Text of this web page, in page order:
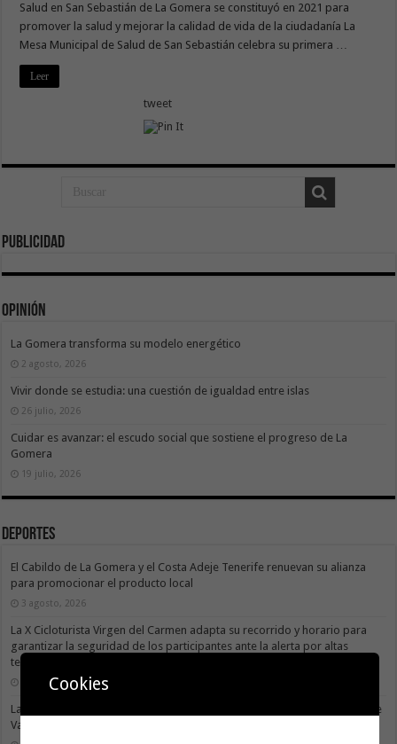
Salud en San Sebastián de La Gomera se constituyó en 2021 para
promover la salud y mejorar la calidad de vida de la ciudadanía La
Mesa Municipal de Salud de San Sebastián celebra su primera …
Leer
tweet
Publicidad
Opinión
La Gomera transforma su modelo energético
2 agosto, 2026
Vivir donde se estudia: una cuestión de igualdad entre islas
26 julio, 2026
Cuidar es avanzar: el escudo social que sostiene el progreso de La
Gomera
19 julio, 2026
Deportes
El Cabildo de La Gomera y el Costa Adeje Tenerife renuevan su alianza
para promocionar el producto local
3 agosto, 2026
La X Cicloturista Virgen del Carmen adapta su recorrido y horario para
garantizar la seguridad de los participantes ante la alerta por altas
temperaturas
31 julio, 2026
La X Cicloturista Virgen del Carmen recorrerá este sábado los paisajes de
Vallehermoso
Cookies